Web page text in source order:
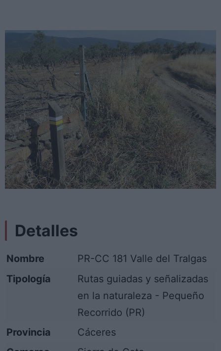
Detalles
Nombre
PR-CC 181 Valle del Tralgas
Tipología
Rutas guiadas y señalizadas
en la naturaleza - Pequeño
Recorrido (PR)
Provincia
Cáceres